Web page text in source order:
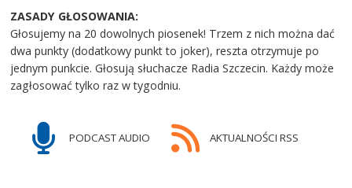
ZASADY GŁOSOWANIA:
Głosujemy na 20 dowolnych piosenek! Trzem z nich można dać
dwa punkty (dodatkowy punkt to joker), reszta otrzymuje po
jednym punkcie. Głosują słuchacze Radia Szczecin. Każdy może
zagłosować tylko raz w tygodniu.
PODCAST AUDIO AKTUALNOŚCI RSS